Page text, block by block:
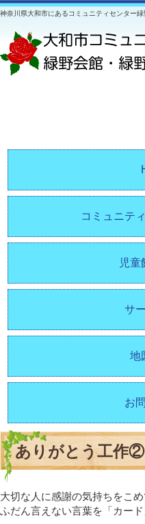
神奈川県大和市にあるコミュニティセンター
コミュニテ
児童
サ
地
お
ありがとう工作②
大切な人に感謝の気持ちをこめ
ふだん言えない言葉を「カー